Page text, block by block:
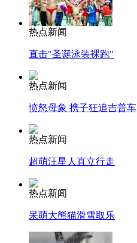
热点新闻
直击"圣诞泳装裸跑"
热点新闻
愤怒母象 携子狂追吉普车
热点新闻
超萌汪星人直立行走
热点新闻
呆萌大熊猫滑雪取乐